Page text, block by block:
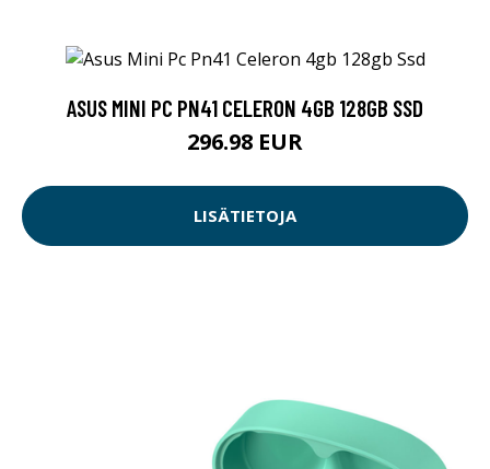
ASUS MINI PC PN41 CELERON 4GB 128GB SSD
296.98 EUR
LISÄTIETOJA